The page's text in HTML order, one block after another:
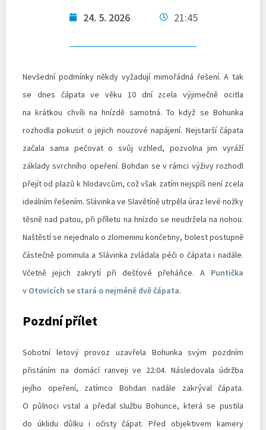
24. 5. 2026 21:45
Nevšední podmínky někdy vyžadují mimořádná řešení. A tak
se dnes čápata ve věku 10 dní zcela výjimečně ocitla
na krátkou chvíli na hnízdě samotná. To když se Bohunka
rozhodla pokusit o jejich nouzové napájení. Nejstarší čápata
začala sama pečovat o svůj vzhled, pozvolna jim vyráží
základy svrchního opeření. Bohdan se v rámci výživy rozhodl
přejít od plazů k hlodavcům, což však zatím nejspíš není zcela
ideálním řešením. Slávinka ve Slavětíně utrpěla úraz levé nožky
těsně nad patou, při příletu na hnízdo se neudržela na nohou.
Naštěstí se nejednalo o zlomeninu končetiny, bolest postupně
částečně pominula a Slávinka zvládala péči o čápata i nadále.
Včetně jejich zakrytí při dešťové přeháňce. A Puntička
v Otovicích se stará o nejméně dvě čápata.
Pozdní přílet
Sobotní letový provoz uzavřela Bohunka svým pozdním
přistáním na domácí ranveji ve 22:04. Následovala údržba
jejího opeření, zatímco Bohdan nadále zakrýval čápata.
O půlnoci vstal a předal službu Bohunce, která se pustila
do úklidu důlku i očisty čápat. Před objektivem kamery